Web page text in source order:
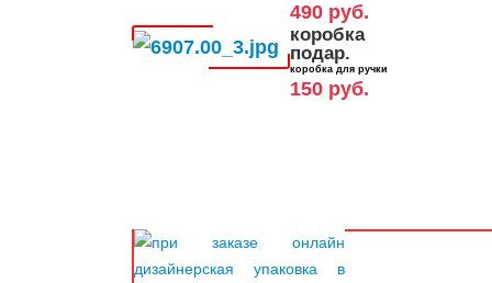
490 руб.
коробка
подар.
коробка для ручки
150 руб.